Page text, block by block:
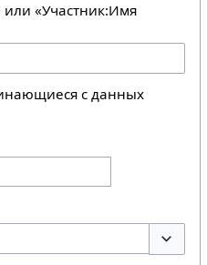
«Участник:Имя
с данных